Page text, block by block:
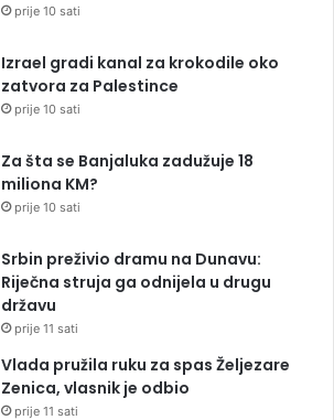
prije 10 sati
Izrael gradi kanal za krokodile oko
zatvora za Palestince
prije 10 sati
Za šta se Banjaluka zadužuje 18
miliona KM?
prije 10 sati
Srbin preživio dramu na Dunavu:
Riječna struja ga odnijela u drugu
državu
prije 11 sati
Vlada pružila ruku za spas Željezare
Zenica, vlasnik je odbio
prije 11 sati